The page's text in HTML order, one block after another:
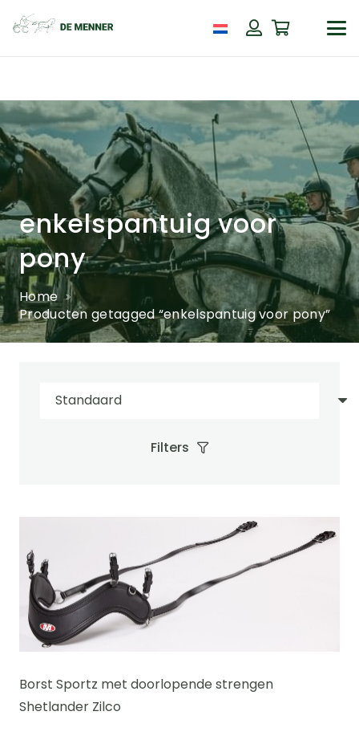
enkelspantuig voor
pony
Home
Producten getagged “enkelspantuig voor pony”
Filters
Borst Sportz met doorlopende strengen
Shetlander Zilco